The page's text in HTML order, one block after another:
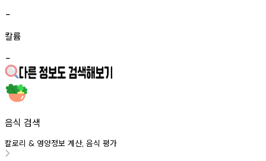
-
칼륨
-
음식 검색
칼로리 & 영양정보 계산, 음식 평가